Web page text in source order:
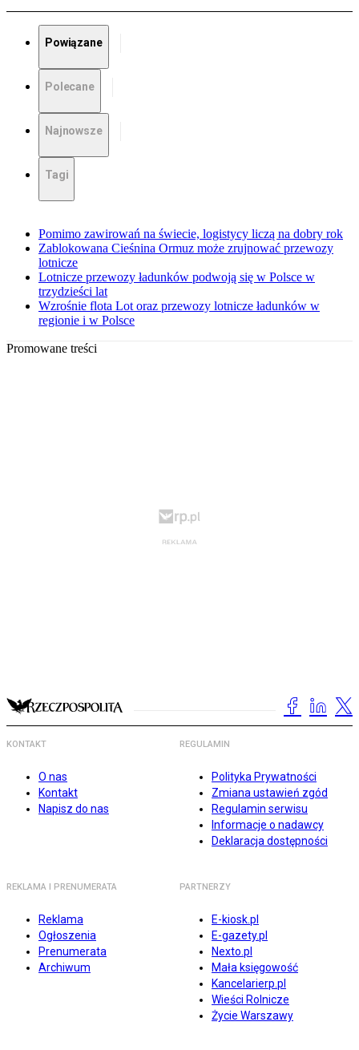
Powiązane
Polecane
Najnowsze
Tagi
Pomimo zawirowań na świecie, logistycy liczą na dobry rok
Zablokowana Cieśnina Ormuz może zrujnować przewozy
lotnicze
Lotnicze przewozy ładunków podwoją się w Polsce w
trzydzieści lat
Wzrośnie flota Lot oraz przewozy lotnicze ładunków w
regionie i w Polsce
Promowane treści
KONTAKT
O nas
Kontakt
Napisz do nas
REGULAMIN
Polityka Prywatności
Zmiana ustawień zgód
Regulamin serwisu
Informacje o nadawcy
Deklaracja dostępności
REKLAMA I PRENUMERATA
Reklama
Ogłoszenia
Prenumerata
Archiwum
PARTNERZY
E-kiosk.pl
E-gazety.pl
Nexto.pl
Mała księgowość
Kancelarierp.pl
Wieści Rolnicze
Życie Warszawy